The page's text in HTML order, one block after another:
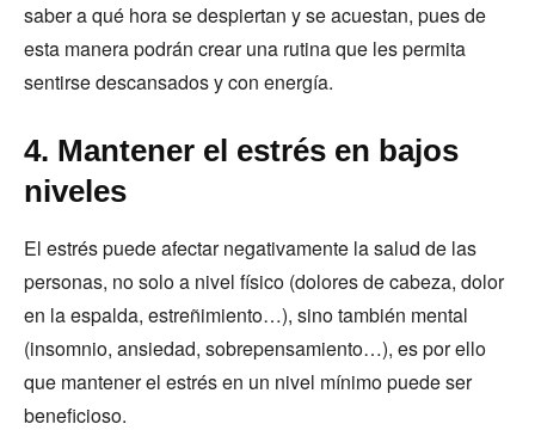
saber a qué hora se despiertan y se acuestan, pues de
esta manera podrán crear una rutina que les permita
sentirse descansados y con energía.
4. Mantener el estrés en bajos
niveles
El estrés puede afectar negativamente la salud de las
personas, no solo a nivel físico (dolores de cabeza, dolor
en la espalda, estreñimiento…), sino también mental
(insomnio, ansiedad, sobrepensamiento…), es por ello
que mantener el estrés en un nivel mínimo puede ser
beneficioso.